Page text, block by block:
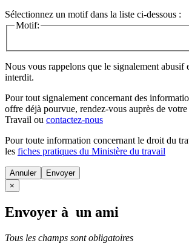
Sélectionnez un motif dans la liste ci-dessous :
Motif:
Nous vous rappelons que le signalement abusif
interdit.
Pour tout signalement concernant des
offre déjà pourvue, rendez-vous auprès de
Travail ou contactez-nous
Pour toute information concernant le droit du
les fiches pratiques du Ministère du travail
Annuler
×
Envoyer à un ami
Tous les champs sont obligatoires